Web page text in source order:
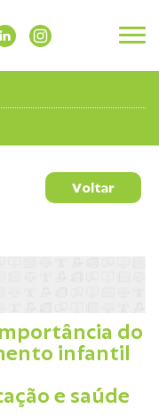
Voltar
do
infantil
e saúde